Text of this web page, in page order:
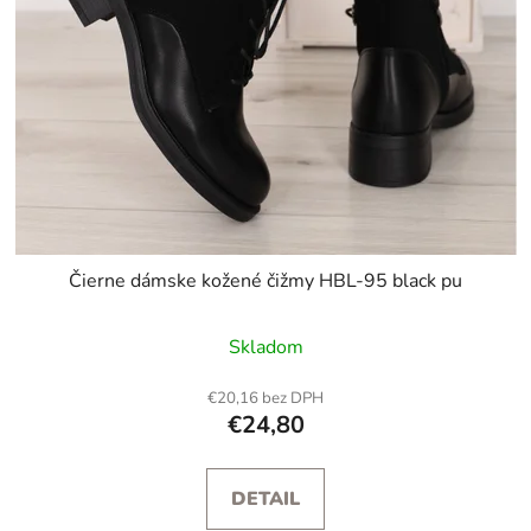
Čierne dámske kožené čižmy HBL-95 black pu
Skladom
€20,16 bez DPH
€24,80
DETAIL